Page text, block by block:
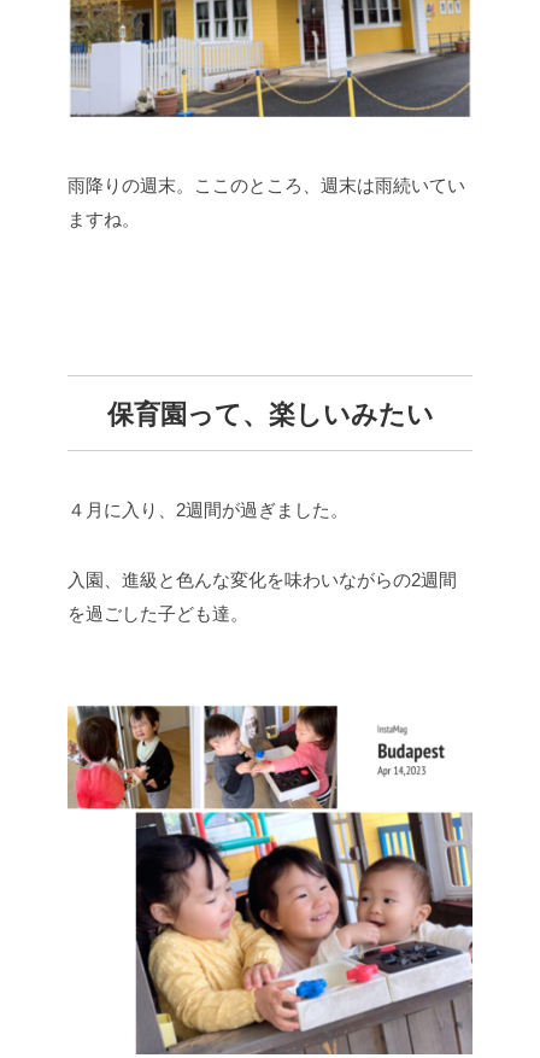
雨降りの週末。ここのところ、週末は雨続いてい
ますね。
保育園って、楽しいみたい
４月に入り、2週間が過ぎました。
入園、進級と色んな変化を味わいながらの2週間
を過ごした子ども達。